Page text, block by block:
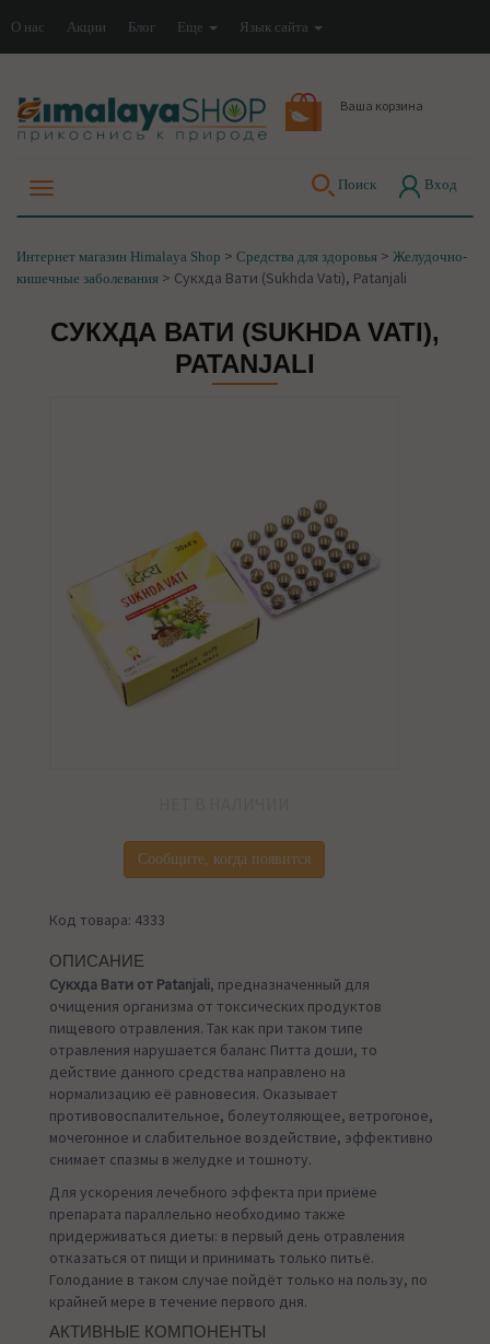
О нас Акции Блог Еще Язык сайта
Ваша корзина
Поиск Вход
Интернет магазин Himalaya Shop > Средства для здоровья > Желудочно-
кишечные заболевания > Сукхда Вати (Sukhda Vati), Patanjali
СУКХДА ВАТИ (SUKHDA VATI),
PATANJALI
Сообщите, когда появится
Код товара: 4333
ОПИСАНИЕ
Сукхда Вати от Patanjali, предназначенный для
очищения организма от токсических продуктов
пищевого отравления. Так как при таком типе
отравления нарушается баланс Питта доши, то
действие данного средства направлено на
нормализацию её равновесия. Оказывает
противовоспалительное, болеутоляющее, ветрогоное,
мочегонное и слабительное воздействие, эффективно
снимает спазмы в желудке и тошноту.
Для ускорения лечебного эффекта при приёме
препарата параллельно необходимо также
придерживаться диеты: в первый день отравления
отказаться от пищи и принимать только питьё.
Голодание в таком случае пойдёт только на пользу, по
крайней мере в течение первого дня.
АКТИВНЫЕ КОМПОНЕНТЫ